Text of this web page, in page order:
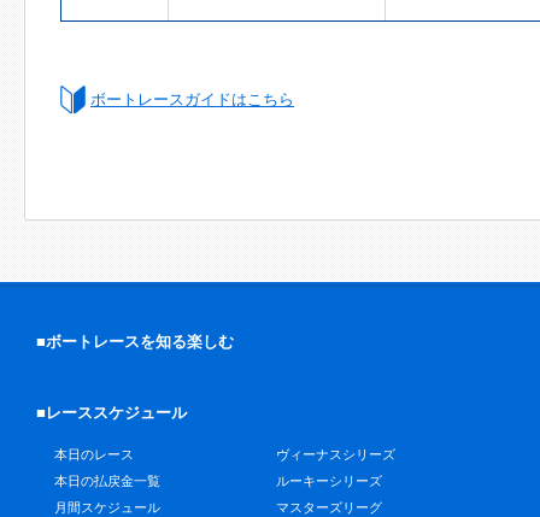
ボートレースガイドはこちら
■ボートレースを知る楽しむ
■レーススケジュール
本日のレース
本日の払戻金一覧
月間スケジュール
ヴィーナスシリーズ
ルーキーシリーズ
マスターズリーグ